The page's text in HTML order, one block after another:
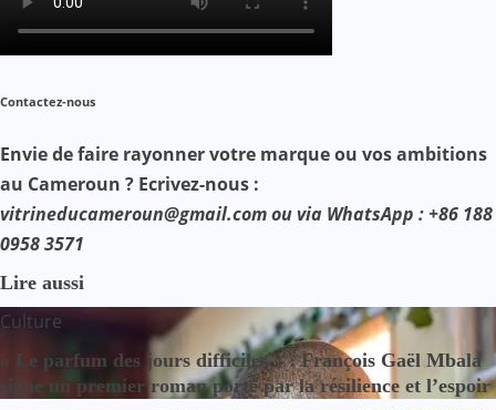
Contactez-nous
Envie de faire rayonner votre marque ou vos ambitions
au Cameroun ? Ecrivez-nous :
vitrineducameroun@gmail.com ou via WhatsApp : +86 188
0958 3571
Lire aussi
Culture
« Le parfum des jours difficiles » : François Gaël Mbala
signe un premier roman porté par la résilience et l’espoir